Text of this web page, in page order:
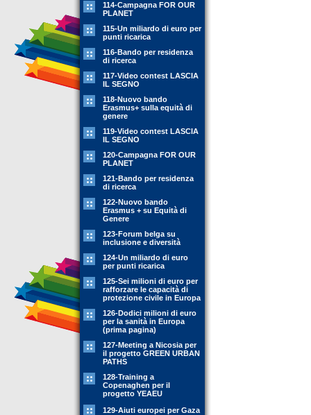
114-Campagna FOR OUR
PLANET
115-Un miliardo di euro per
punti ricarica
116-Bando per residenza
di ricerca
117-Video contest LASCIA
IL SEGNO
118-Nuovo bando
Erasmus+ sulla equità di
genere
119-Video contest LASCIA
IL SEGNO
120-Campagna FOR OUR
PLANET
121-Bando per residenza
di ricerca
122-Nuovo bando
Erasmus + su Equità di
Genere
123-Forum belga su
inclusione e diversità
124-Un miliardo di euro
per punti ricarica
125-Sei milioni di euro per
rafforzare le capacità di
protezione civile in Europa
126-Dodici milioni di euro
per la sanità in Europa
(prima pagina)
127-Meeting a Nicosia per
il progetto GREEN URBAN
PATHS
128-Training a
Copenaghen per il
progetto YEAEU
129-Aiuti europei per Gaza